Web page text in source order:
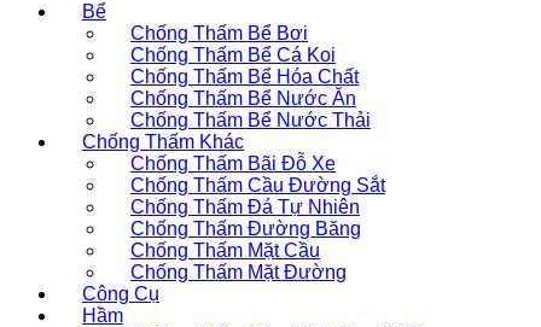
Bể
Chống Thấm Bể Bơi
Chống Thấm Bể Cá Koi
Chống Thấm Bể Hóa Chất
Chống Thấm Bể Nước Ăn
Chống Thấm Bể Nước Thải
Chống Thấm Khác
Chống Thấm Bãi Đỗ Xe
Chống Thấm Cầu Đường Sắt
Chống Thấm Đá Tự Nhiên
Chống Thấm Đường Băng
Chống Thấm Mặt Cầu
Chống Thấm Mặt Đường
Công Cụ
Hầm